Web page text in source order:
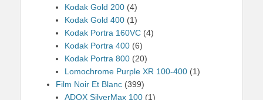
Kodak Gold 200 (4)
Kodak Gold 400 (1)
Kodak Portra 160VC (4)
Kodak Portra 400 (6)
Kodak Portra 800 (20)
Lomochrome Purple XR 100-400 (1)
Film Noir Et Blanc (399)
ADOX SilverMax 100 (1)